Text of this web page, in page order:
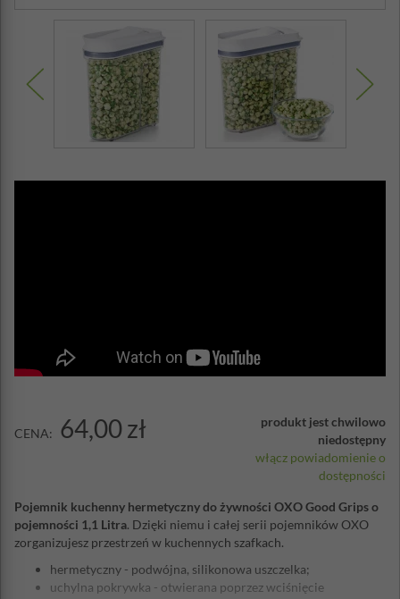
CENA: 64,00 zł
produkt jest chwilowo
niedostępny
włącz powiadomienie o
dostępności
Pojemnik kuchenny hermetyczny do żywności OXO Good Grips o
pojemności 1,1 Litra. Dzięki niemu i całej serii pojemników OXO
zorganizujesz przestrzeń w kuchennych szafkach.
hermetyczny - podwójna, silikonowa uszczelka;
uchylna pokrywka - otwierana poprzez wciśnięcie